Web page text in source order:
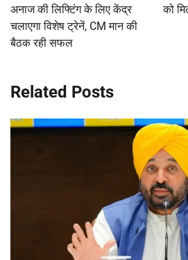
अनाज की लिफ्टिंग के लिए केंद्र
चलाएगा विशेष ट्रेनें, CM मान की
बैठक रही सफल
को
Related Posts